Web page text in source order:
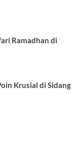
Ramadhan di
Krusial di Sidang